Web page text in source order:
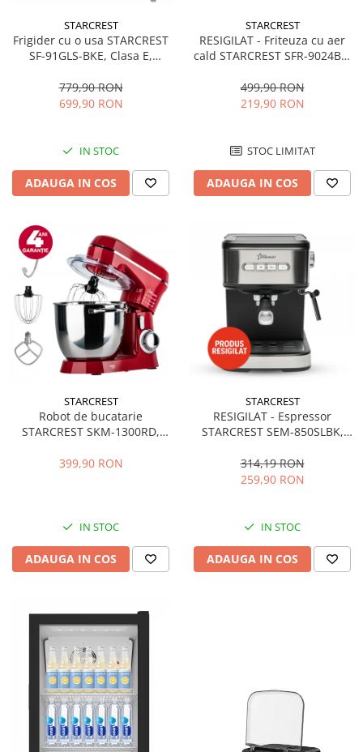
STARCREST
Frigider cu o usa STARCREST
SF-91GLS-BKE, Clasa E,
interioara, H 83 cm, Sticla
Neagra
779,90 RON
699,90 RON
IN STOC
ADAUGA IN COS
STARCREST
RESIGILAT - Friteuza cu aer
cald STARCREST SFR-9024BK,
Termostat 80 - 200 °C, 12
programe, Negru
499,90 RON
219,90 RON
STOC LIMITAT
ADAUGA IN COS
STARCREST
Robot de bucatarie
STARCREST SKM-1300RD,
Accesorii, 10 Viteze + Pulse,
399,90 RON
IN STOC
ADAUGA IN COS
STARCREST
RESIGILAT - Espressor
STARCREST SEM-850SLBK,
detasabil 1.5L, dispozitiv
spumare, filtru dublu din
314,19 RON
259,90 RON
IN STOC
ADAUGA IN COS